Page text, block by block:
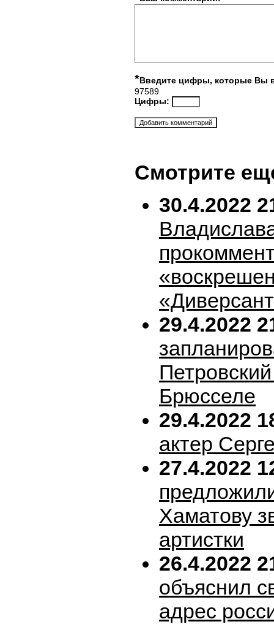
*Введите цифры, которые Вы
97589
Цифры:
Смотрите
30.4.2022
29.4.2022
Брюсселе
29.4.2022
актер
27.4.2022
Хаматову
артистки
26.4.2022
объяснил
адрес